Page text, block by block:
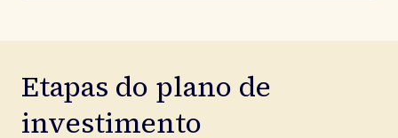
Etapas do plano de
investimento